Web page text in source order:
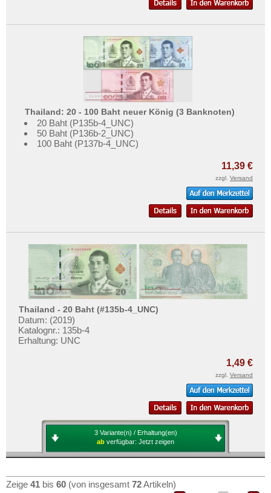
Thailand: 20 - 100 Baht neuer König (3 Banknoten)
20 Baht (P135b-4_UNC)
50 Baht (P136b-2_UNC)
100 Baht (P137b-4_UNC)
11,39 €
zzgl. Versand
Thailand - 20 Baht (#135b-4_UNC)
Datum: (2019)
Katalognr.: 135b-4
Erhaltung: UNC
1,49 €
zzgl. Versand
3 Variante(n) / Erhaltung(en)
ab verfügbar: Jetzt zeigen
Zeige 41 bis 60 (von insgesamt 72Artikeln)